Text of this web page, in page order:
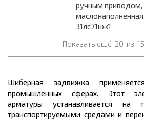
ручным приводом,
маслонаполненная,
31лс71нж1
Показать ещё 20 из
Шиберная задвижка
промышленных сферах. Этот
арматуры устанавливается на
транспортируемыми средами и